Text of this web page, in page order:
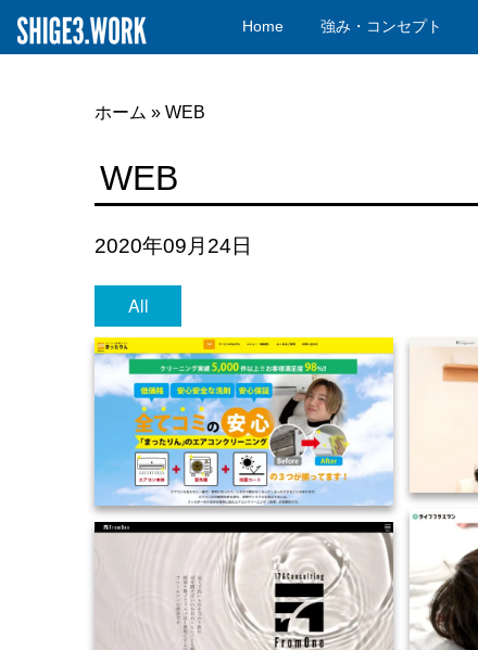
Home 強み・コンセプト
ホーム » WEB
WEB
2020年09月24日
All